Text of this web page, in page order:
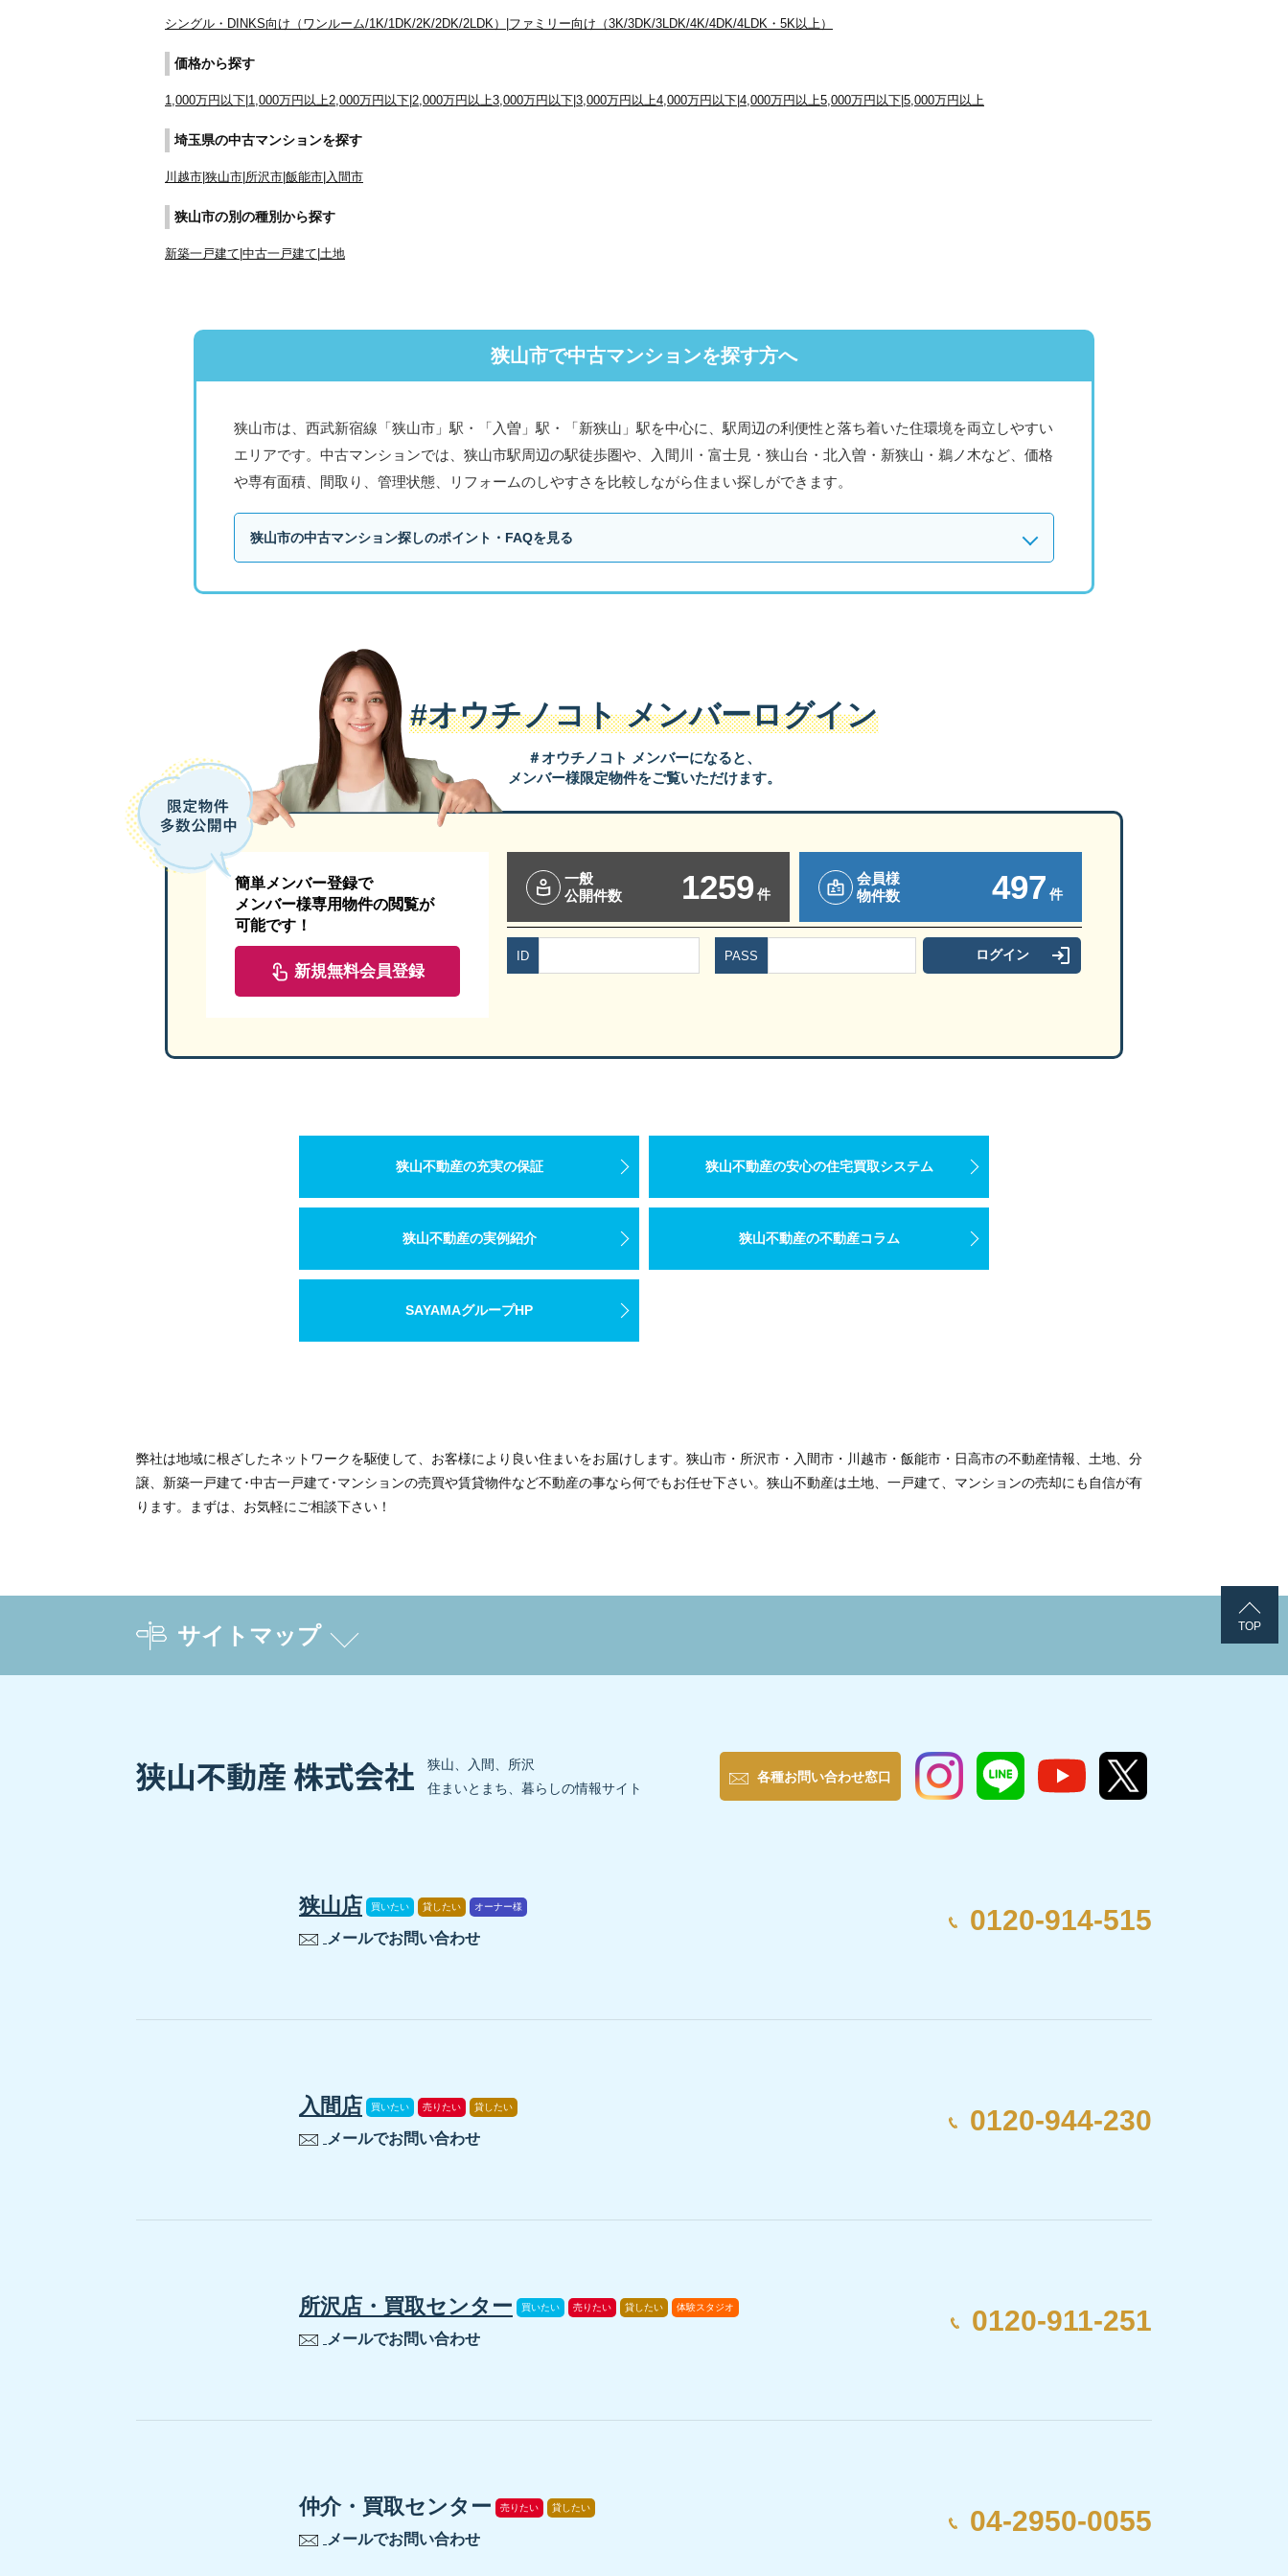
シングル・DINKS向け （ワンルーム/1K/1DK/2K/2DK/2LDK） ファミリー向け（3K/3DK/3LDK/4K/4DK/4LDK・5K以上）
価格から探す
1,000万円以下 1,000万円以上2,000万円以下 2,000万円以上3,000万円以下 3,000万円以上4,000万円以下 4,000万円以上5,000万円以下 5,000万円以上
埼玉県の中古マンションを探す
川越市 狭山市 所沢市 飯能市 入間市
狭山市の別の種別から探す
新築一戸建て 中古一戸建て 土地
狭山市で中古マンションを探す方へ
狭山市は、西武新宿線「狭山市」駅・「入曽」駅・「新狭山」駅を中心に、駅周辺の利便性と落ち着いた住環境を両立しやすい
エリアです。中古マンションでは、狭山市駅周辺の駅徒歩圏や、入間川・富士見・狭山台・北入曽・新狭山・鵜ノ木など、価格
や専有面積、間取り、管理状態、リフォームのしやすさを比較しながら住まい探しができます。
狭山市の中古マンション探しのポイント・FAQを見る
#オウチノコトメンバーログイン
＃オウチノコト メンバーになると、
メンバー様限定物件をご覧いただけます。
簡単メンバー登録で
メンバー様専用物件の閲覧が
可能です！
新規無料会員登録
一般
公開件数
1259件
会員様
物件数
497 件
ID PASS
狭山不動産の充実の保証 狭山不動産の安心の住宅買取システム
狭山不動産の実例紹介 狭山不動産の不動産コラム
SAYAMAグループHP
弊社は地域に根ざしたネットワークを駆使して、お客様により良い住まいをお届けします。狭山市・所沢市・入間市・川越市・飯能市・日高市の不動産情報、土地、分
譲、新築一戸建て･中古一戸建て･マンションの売買や賃貸物件など不動産の事なら何でもお任せ下さい。狭山不動産は土地、一戸建て、マンションの売却にも自信が有
ります。まずは、お気軽にご相談下さい！
TOP
サイトマップ
狭山、入間、所沢
住まいとまち、暮らしの情報サイト
各種お問い合わせ窓口
狭山店 買いたい 貸したい オーナー様
メールでお問い合わせ
0120-914-515
入間店 買いたい 売りたい 貸したい
メールでお問い合わせ
0120-944-230
所沢店・買取センター 買いたい 売りたい 貸したい 体験スタジオ
メールでお問い合わせ
0120-911-251
仲介・買取センター 売りたい 貸したい
メールでお問い合わせ
04-2950-0055